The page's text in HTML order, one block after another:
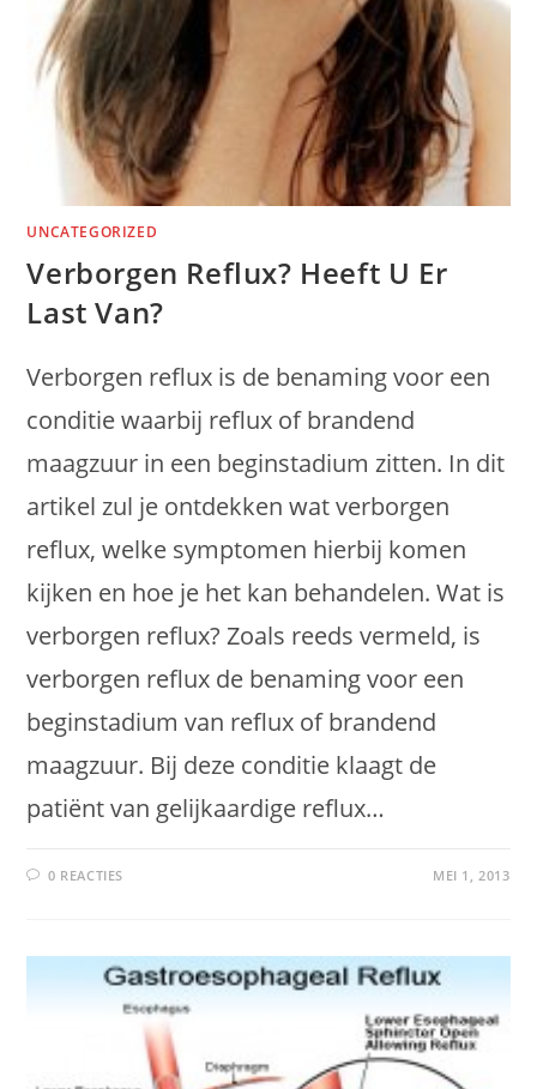
UNCATEGORIZED
Verborgen Reflux? Heeft U Er
Last Van?
Verborgen reflux is de benaming voor een
conditie waarbij reflux of brandend
maagzuur in een beginstadium zitten. In dit
artikel zul je ontdekken wat verborgen
reflux, welke symptomen hierbij komen
kijken en hoe je het kan behandelen. Wat is
verborgen reflux? Zoals reeds vermeld, is
verborgen reflux de benaming voor een
beginstadium van reflux of brandend
maagzuur. Bij deze conditie klaagt de
patiënt van gelijkaardige reflux…
0 REACTIES MEI 1, 2013